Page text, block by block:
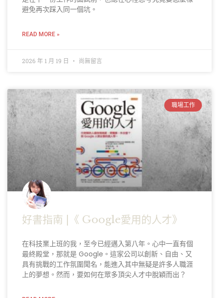
避免再次踩入同一個坑。
READ MORE »
2026 年 1 月 19 日 尚無留言
職場工作
好書指南 |《 Google愛用的人才》
在科技業上班的我，至今已經邁入第八年。心中一直有個
最終殿堂，那就是 Google。這家公司以創新、自由、又
具有挑戰的工作氛圍聞名，能進入其中無疑是許多人職涯
上的夢想。然而，要如何在眾多頂尖人才中脫穎而出？